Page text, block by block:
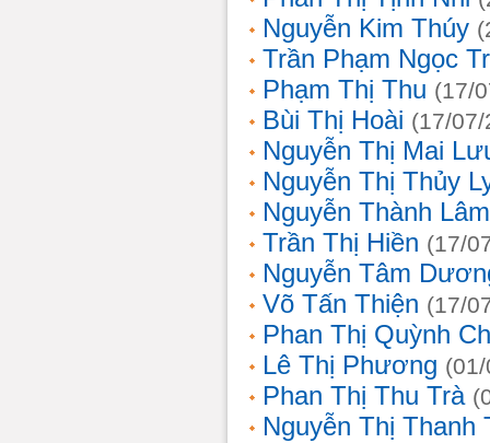
Nguyễn Kim Thúy
Trần Phạm Ngọc
Phạm Thị Thu (17/
Bùi Thị Hoài (17/
Nguyễn Thị Mai
Nguyễn Thị Thủy
Nguyễn Thành Lâm
Trần Thị Hiền (17/
Nguyễn Tâm
Võ Tấn Thiện (17/
Phan Thị Quỳnh
Lê Thị Phương
Phan Thị Thu Trà
Nguyễn Thị Thanh